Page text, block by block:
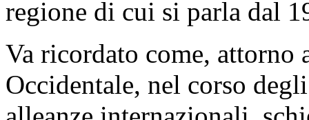
regione di cui si parla dal
Va ricordato come, attorno
Occidentale, nel corso